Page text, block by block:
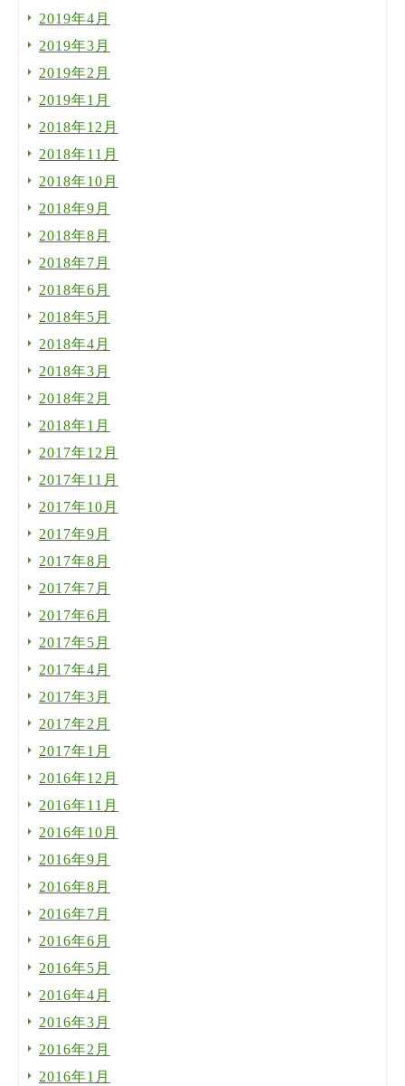
2019年4月
2019年3月
2019年2月
2019年1月
2018年12月
2018年11月
2018年10月
2018年9月
2018年8月
2018年7月
2018年6月
2018年5月
2018年4月
2018年3月
2018年2月
2018年1月
2017年12月
2017年11月
2017年10月
2017年9月
2017年8月
2017年7月
2017年6月
2017年5月
2017年4月
2017年3月
2017年2月
2017年1月
2016年12月
2016年11月
2016年10月
2016年9月
2016年8月
2016年7月
2016年6月
2016年5月
2016年4月
2016年3月
2016年2月
2016年1月